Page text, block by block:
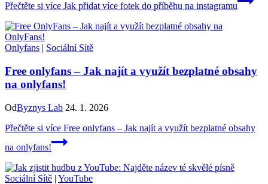
Přečtěte si více Jak přidat více fotek do příběhu na instagramu
Onlyfans | Sociální Sítě
Free onlyfans – Jak najít a využít bezplatné obsahy
na onlyfans!
OdByznys Lab 24. 1. 2026
Přečtěte si více Free onlyfans – Jak najít a využít bezplatné obsahy
na onlyfans!
Sociální Sítě | YouTube